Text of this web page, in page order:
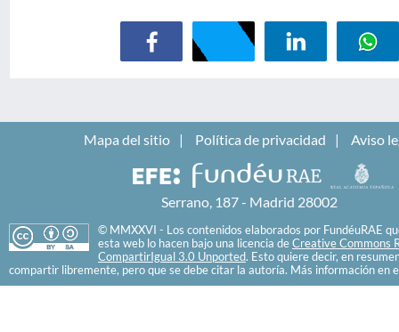
Mapa del sitio Política de privacidad Aviso
Serrano, 187 - Madrid 28002
© MMXXVI - Los contenidos elaborados por FundéuRAE
esta web lo hacen bajo una licencia de Creative Commons
CompartirIgual 3.0 Unported. Esto quiere decir, en
compartir libremente, pero que se debe citar la autoría. Más información en